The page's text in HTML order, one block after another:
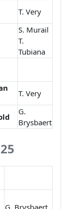
T. Very
S. Murail
T.
Tubiana
T. Very
G.
Brysbaert
G. Brysbaert